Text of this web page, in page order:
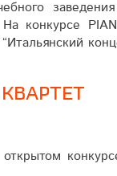
конкурсе